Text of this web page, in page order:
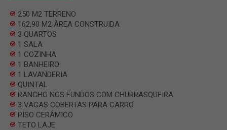
250 M2 TERRENO
162,90 M2 ÀREA CONSTRUIDA
3 QUARTOS
1 SALA
1 COZINHA
1 BANHEIRO
1 LAVANDERIA
QUINTAL
RANCHO NOS FUNDOS COM CHURRASQUEIRA
3 VAGAS COBERTAS PARA CARRO
PISO CERÂMICO
TETO LAJE